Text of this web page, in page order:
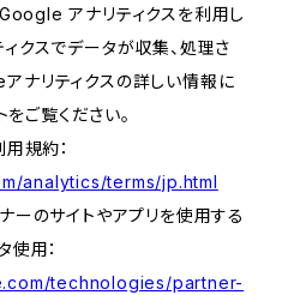
アナリティクスを利用し
クスでデータが収集、処理さ
ナリティクスの詳しい情報に
ご覧ください。
規約：
analytics/terms/jp.html
のサイトやアプリを使用する
用：
technologies/partner-